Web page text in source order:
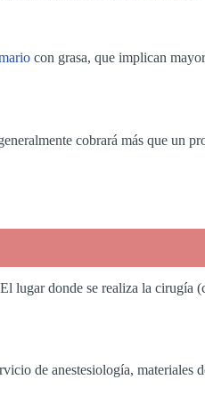
con grasa, que implican
cobrará más que un
lugar donde se realiza la cirugía
de anestesiología, materiales